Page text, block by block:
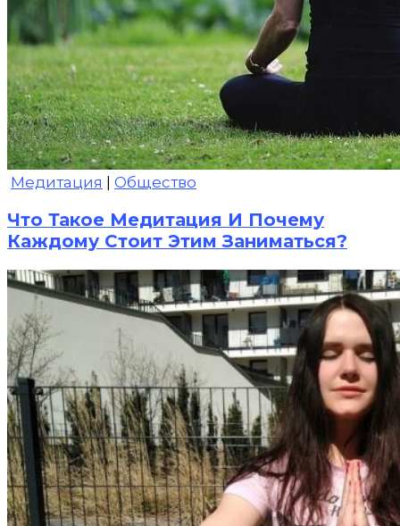
Медитация | Общество
Что Такое Медитация И Почему
Каждому Стоит Этим Заниматься?